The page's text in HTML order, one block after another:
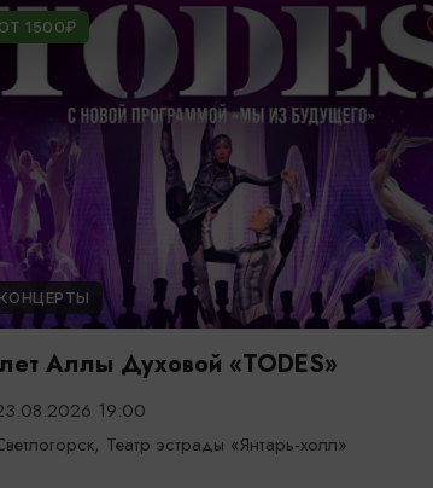
ОТ 1500₽
КОНЦЕРТЫ
Аллы Духовой «TODES»
19:00
Театр эстрады «Янтарь-холл»